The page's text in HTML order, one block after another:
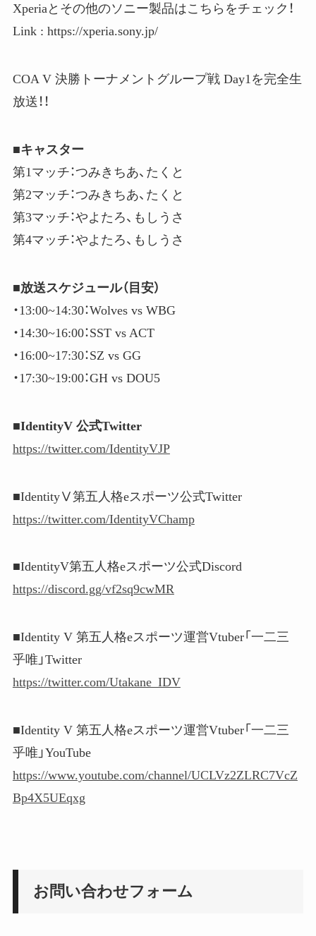
Xperiaとその他のソニー製品はこちらをチェック！
Link : https://xperia.sony.jp/
COA V 決勝トーナメントグループ戦 Day1を完全生
放送！！
■キャスター
第1マッチ：つみきちあ、たくと
第2マッチ：つみきちあ、たくと
第3マッチ：やよたろ、もしうさ
第4マッチ：やよたろ、もしうさ
■放送スケジュール（目安）
・13:00​​~14:30​​：Wolves vs WBG
・14:30​​~16:00​​：SST vs ACT
・16:00​​~17:30​​：SZ vs GG
・17:30​​~19:00​​：GH vs DOU5
■IdentityV 公式Twitter
https://twitter.com/IdentityVJP
■IdentityⅤ第五人格eスポーツ公式Twitter
https://twitter.com/IdentityVChamp
■IdentityV第五人格eスポーツ公式Discord
https://discord.gg/vf2sq9cwMR
■Identity V 第五人格eスポーツ運営Vtuber「一二三
乎唯」Twitter
https://twitter.com/Utakane_IDV
■Identity V 第五人格eスポーツ運営Vtuber「一二三
乎唯」YouTube
https://www.youtube.com/channel/UCLVz2ZLRC7VcZ
Bp4X5UEqxg
お問い合わせフォーム